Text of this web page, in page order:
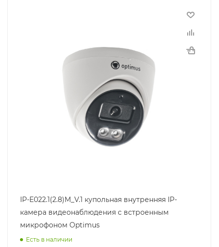
IP-E022.1(2.8)M_V.1 купольная внутренняя IP-
камера видеонаблюдения с встроенным
микрофоном Optimus
Есть в наличии